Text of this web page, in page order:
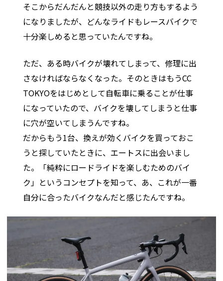
そこからだんだんと競技以外の走り方もするよう
になりましたが、どんなライドもレースバイクで
十分楽しめると思っていたんですね。
ただ、ある時バイクが壊れてしまって、修理に出
さなければならなくなった。そのときはもうCC
TOKYOをはじめとして自転車に乗ることが仕事
になっていたので、バイクを壊してしまうと仕事
に穴が空いてしまうんですね。
だからもう1台、換えが効くバイクを買っておこ
うと探していたときに、エートスに出会いまし
た。「純粋にロードライドを楽しむためのバイ
ク」というコンセプトを知って、あ、これが一番
自分に合ったバイクなんだと感じたんですね。